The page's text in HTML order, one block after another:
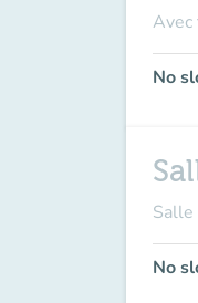
Avec
No
Salle
No